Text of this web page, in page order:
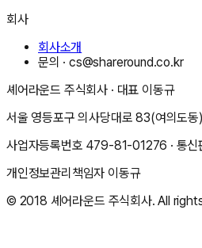
회사
회사소개
문의 ·cs@shareround.co.kr
셰어라운드 주식회사 · 대표 이동규
서울 영등포구 의사당대로 83(여의도
사업자등록번호 479-81-01276 · 통
개인정보관리책임자 이동규
© 2018 셰어라운드 주식회사. All